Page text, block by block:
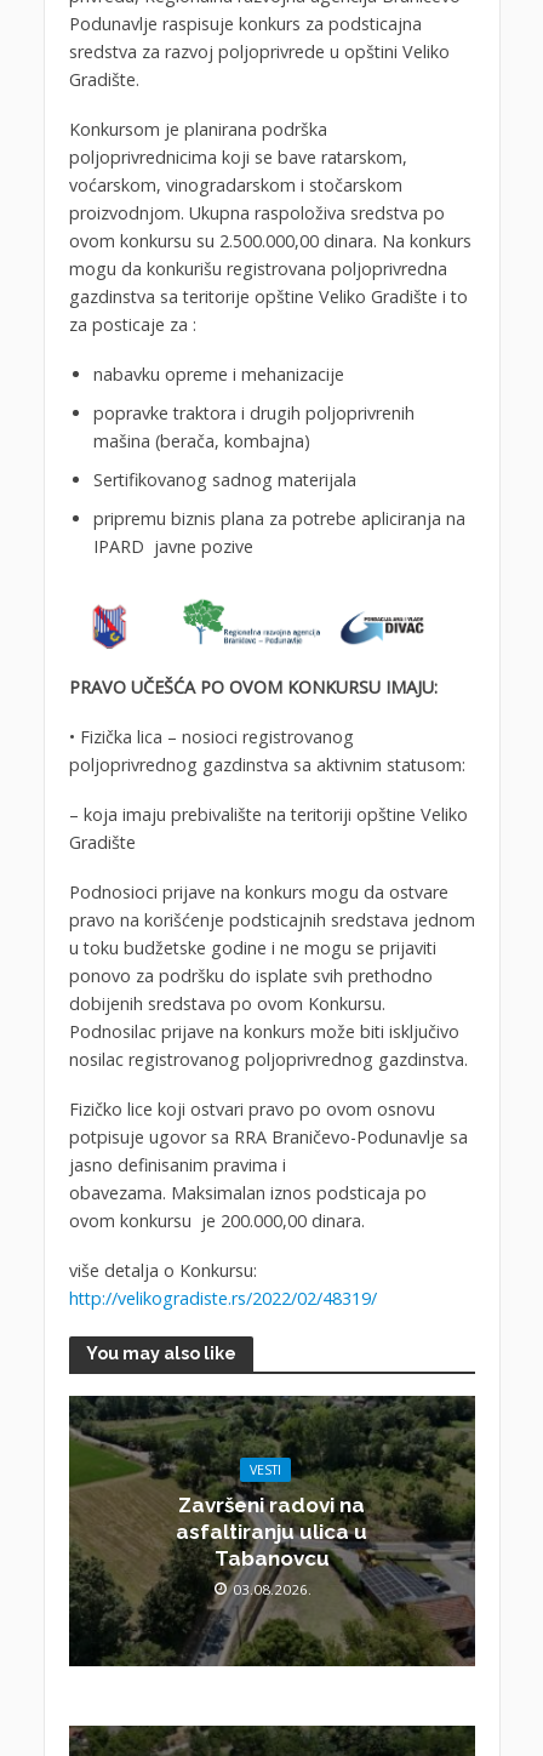
Podunavlje raspisuje konkurs za podsticajna
sredstva za razvoj poljoprivrede u opštini Veliko
Gradište.
Konkursom je planirana podrška
poljoprivrednicima koji se bave ratarskom,
voćarskom, vinogradarskom i stočarskom
proizvodnjom. Ukupna raspoloživa sredstva po
ovom konkursu su 2.500.000,00 dinara. Na konkurs
mogu da konkurišu registrovana poljoprivredna
gazdinstva sa teritorije opštine Veliko Gradište i to
za posticaje za :
nabavku opreme i mehanizacije
popravke traktora i drugih poljoprivrenih
mašina (berača, kombajna)
Sertifikovanog sadnog materijala
pripremu biznis plana za potrebe apliciranja na
IPARD javne pozive
PRAVO UČEŠĆA PO OVOM KONKURSU IMAJU:
• Fizička lica – nosioci registrovanog
poljoprivrednog gazdinstva sa aktivnim statusom:
– koja imaju prebivalište na teritoriji opštine Veliko
Gradište
Podnosioci prijave na konkurs mogu da ostvare
pravo na korišćenje podsticajnih sredstava jednom
u toku budžetske godine i ne mogu se prijaviti
ponovo za podršku do isplate svih prethodno
dobijenih sredstava po ovom Konkursu.
Podnosilac prijave na konkurs može biti isključivo
nosilac registrovanog poljoprivrednog gazdinstva.
Fizičko lice koji ostvari pravo po ovom osnovu
potpisuje ugovor sa RRA Braničevo-Podunavlje sa
jasno definisanim pravima i
obavezama. Maksimalan iznos podsticaja po
ovom konkursu je 200.000,00 dinara.
više detalja o Konkursu:
http://velikogradiste.rs/2022/02/48319/
You may also like
VESTI
Završeni radovi na
asfaltiranju ulica u
Tabanovcu
03.08.2026.